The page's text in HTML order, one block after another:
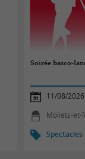
Soirée basco-
11/08/2026
Moliets-et-
Spectacles